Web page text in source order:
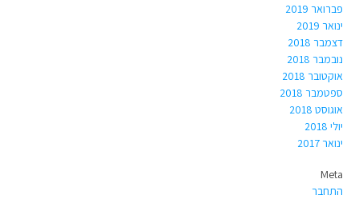
פברואר 2019
ינואר 2019
דצמבר 2018
נובמבר 2018
אוקטובר 2018
ספטמבר 2018
אוגוסט 2018
יולי 2018
ינואר 2017
Meta
התחבר